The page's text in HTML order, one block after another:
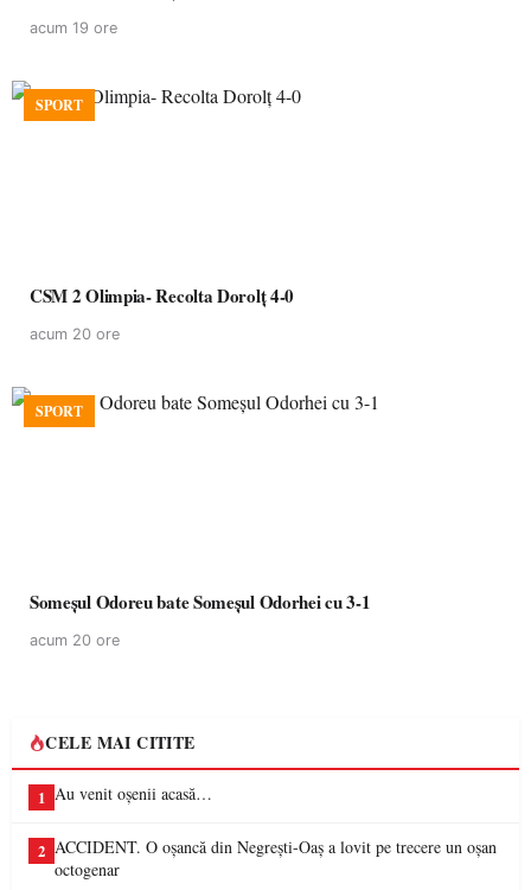
acum 19 ore
SPORT
CSM 2 Olimpia- Recolta Dorolț 4-0
acum 20 ore
SPORT
Someșul Odoreu bate Someșul Odorhei cu 3-1
acum 20 ore
CELE MAI CITITE
1 Au venit oșenii acasă…
2 ACCIDENT. O oșancă din Negrești-Oaș a lovit pe trecere un oșan
octogenar